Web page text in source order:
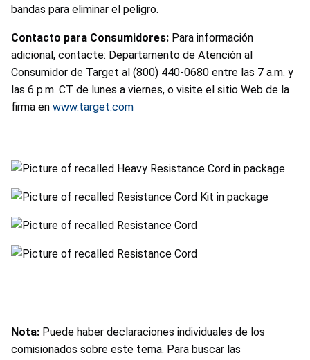
bandas para eliminar el peligro.
Contacto para Consumidores: Para información
adicional, contacte: Departamento de Atención al
Consumidor de Target al (800) 440-0680 entre las 7 a.m. y
las 6 p.m. CT de lunes a viernes, o visite el sitio Web de la
firma en www.target.com
Nota: Puede haber declaraciones individuales de los
comisionados sobre este tema. Para buscar las